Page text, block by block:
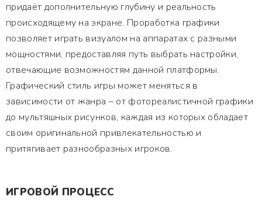
придаёт дополнительную глубину и реальность
происходящему на экране. Проработка графики
позволяет играть визуалом на аппаратах с разными
мощностями, предоставляя путь выбрать настройки,
отвечающие возможностям данной платформы.
Графический стиль игры может меняться в
зависимости от жанра – от фотореалистичной графики
до мультяшных рисунков, каждая из которых обладает
своим оригинальной привлекательностью и
притягивает разнообразных игроков.
ИГРОВОЙ ПРОЦЕСС